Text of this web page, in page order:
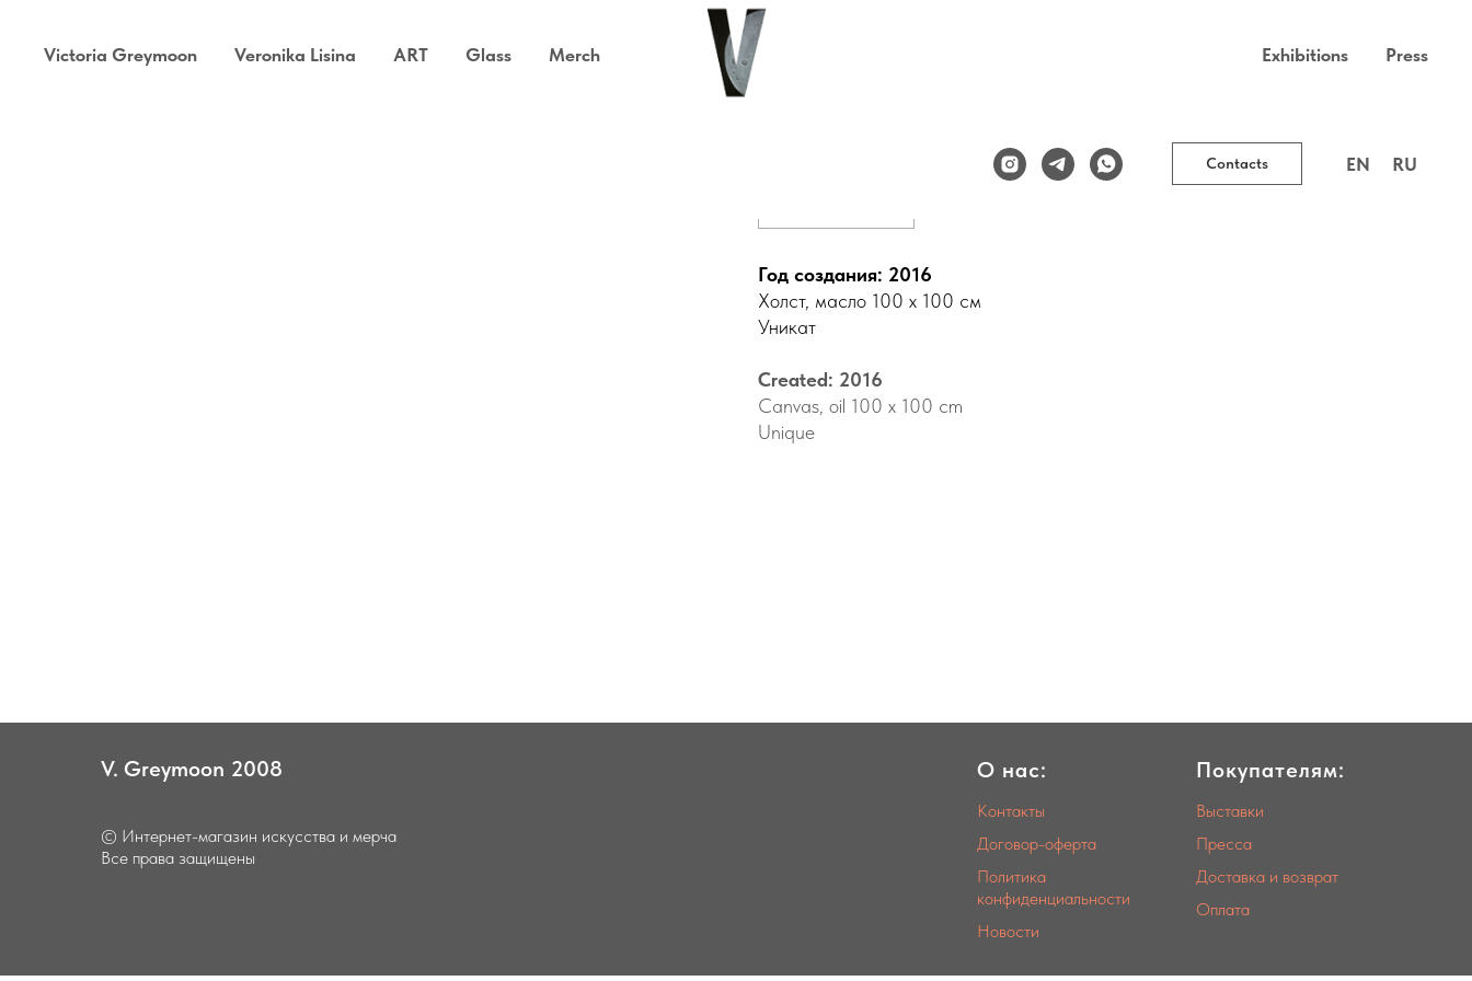
Victoria Greymoon Veronika Lisina ART Glass Merch Exhibitions Press
Contacts EN RU
Год создания: 2016
Холст, масло 100 х 100 см
Уникат
Created: 2016
Canvas, oil 100 x 100 cm
Unique
V. Greymoon 2008
© Интернет-магазин искусства и мерча
Все права защищены
О нас:
Контакты
Договор-оферта
Политика
конфиденциальности
Новости
Покупателям:
Выставки
Пресса
Доставка и возврат
Оплата